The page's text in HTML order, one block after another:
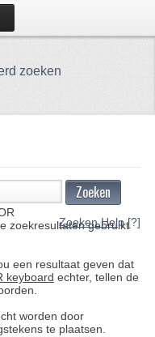
5
520
zoeken
Zoeken
Zoeken Help[?]
zoekresultaten gebruikt
een resultaat geven dat
keyboard echter, tellen de
worden door
te plaatsen.